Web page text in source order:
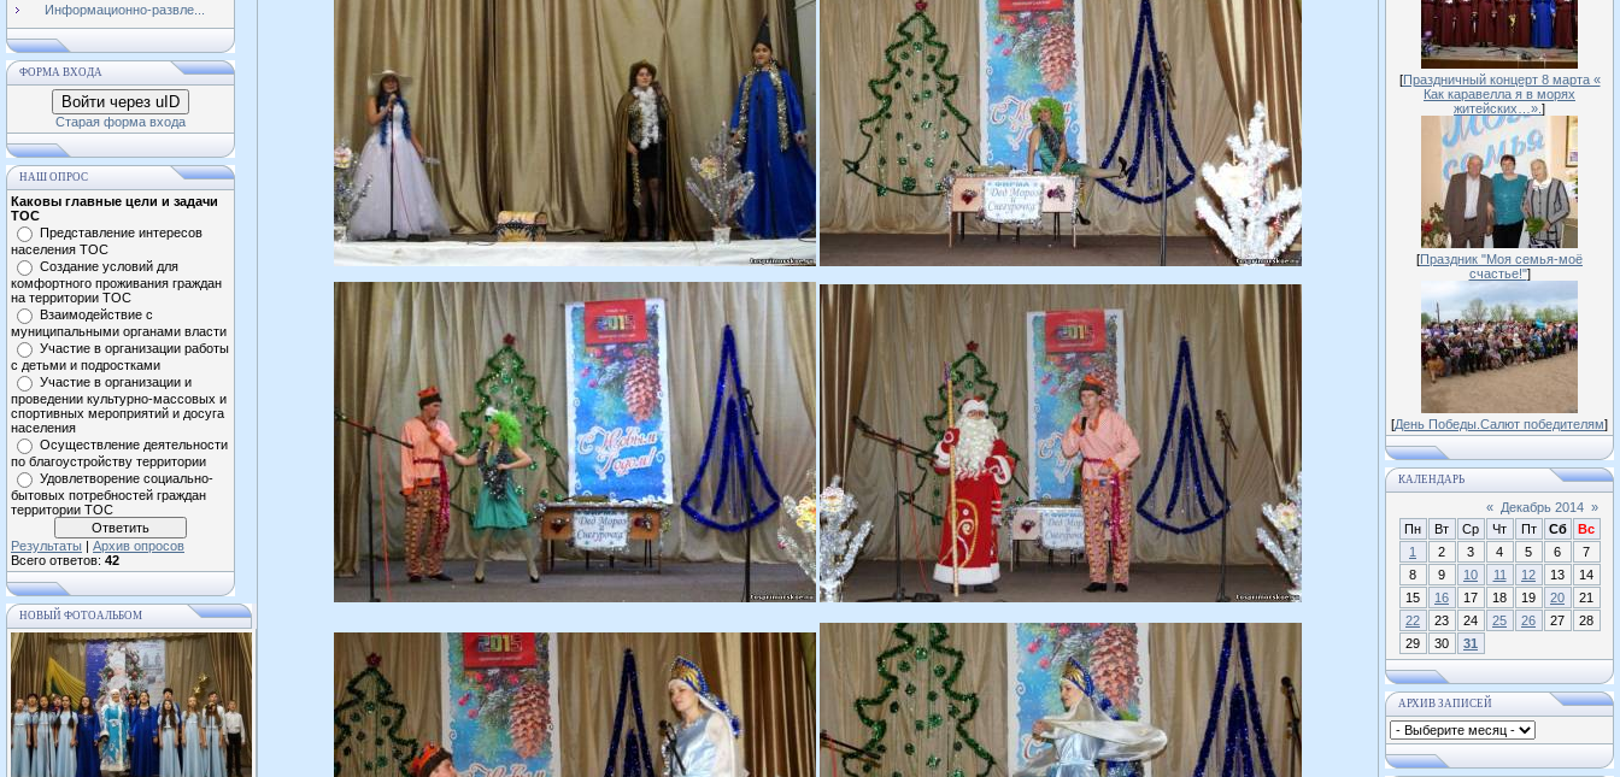
Информационно-развле...
ФОРМА ВХОДА
Войти через uID
Старая форма входа
НАШ ОПРОС
Каковы главные цели и задачи
ТОС
Представление интересов
населения ТОС
Создание условий для
комфортного проживания граждан
на территории ТОС
Взаимодействие с
муниципальными органами власти
Участие в организации работы
с детьми и подростками
Участие в организации и
проведении культурно-массовых и
спортивных мероприятий и досуга
населения
Осуществление деятельности
по благоустройству территории
Удовлетворение социально-
бытовых потребностей граждан
территории ТОС
Результаты | Архив опросов
Всего ответов: 42
НОВЫЙ ФОТОАЛЬБОМ
[Праздничный концерт 8 марта «
Как каравелла я в морях
житейских…». ]
[Праздник "Моя семья-моё
счастье!"]
[День Победы.Салют победителям]
КАЛЕНДАРЬ
« Декабрь 2014 »
Пн
Вт Ср Чт Пт Сб
Вс
1
2 3 4 5 6
7
8
9 10 11 12 13
14
15
16 17 18 19 20
21
22
23 24 25 26 27
28
29
30 31
АРХИВ ЗАПИСЕЙ